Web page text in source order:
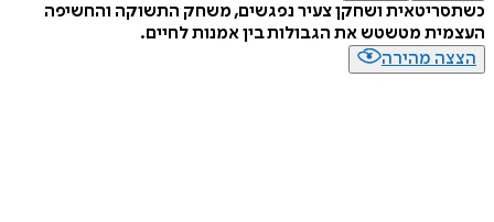
כשתסריטאית ושחקן צעיר נפגשים, משחק התשוקה והחשיפה
העצמית מטשטש את הגבולות בין אמנות לחיים.
הצצה מהירה